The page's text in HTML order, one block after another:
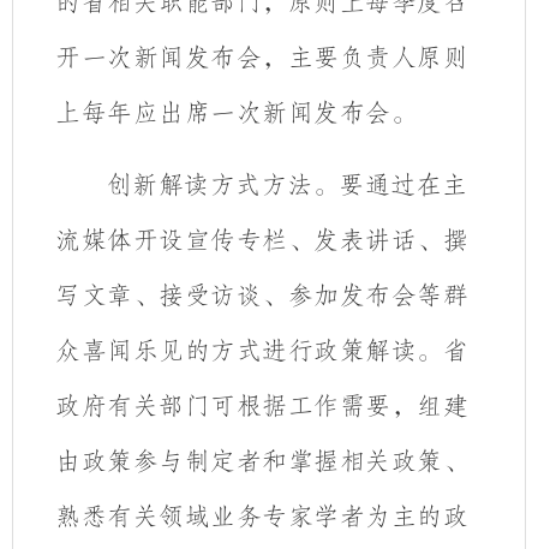
开一次新闻发布会，主要负责人原则
上每年应出席一次新闻发布会。
创新解读方式方法。要通过在主
流媒体开设宣传专栏、
发表讲话、撰
写文章、接受访谈、参加发布会等群
众喜闻乐见的方式进行政策解读。
省
政府有关部门可根据工作需要，组建
由政策参与制定者和掌握相关政策、
熟悉有关领域业务专家学者为主的政